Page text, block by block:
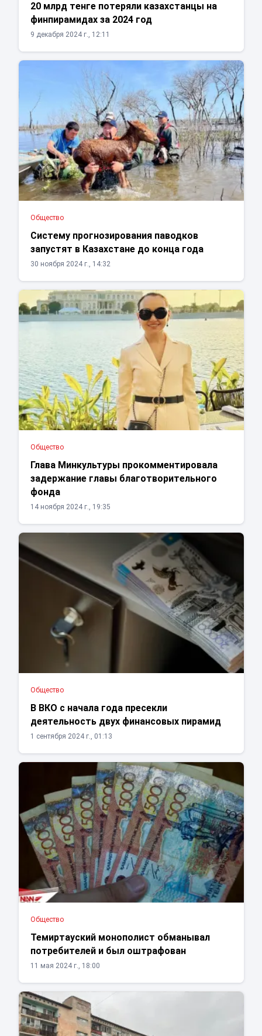
20 млрд тенге потеряли казахстанцы на
финпирамидах за 2024 год
9 декабря 2024 г., 12:11
Общество
Систему прогнозирования паводков
запустят в Казахстане до конца года
30 ноября 2024 г., 14:32
Общество
Глава Минкультуры прокомментировала
задержание главы благотворительного
фонда
14 ноября 2024 г., 19:35
Общество
В ВКО с начала года пресекли
деятельность двух финансовых пирамид
1 сентября 2024 г., 01:13
Общество
Темиртауский монополист обманывал
потребителей и был оштрафован
11 мая 2024 г., 18:00